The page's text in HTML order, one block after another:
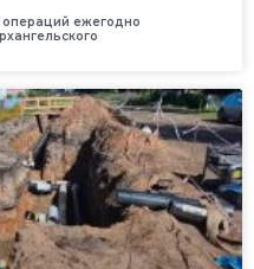
операций ежегодно